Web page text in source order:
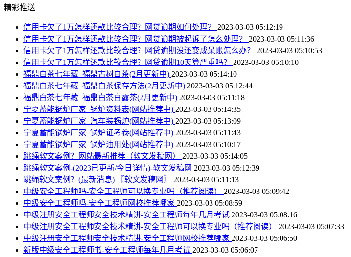
精彩推送
信用卡欠了1万怎样还款比较合理？网贷逾期如何处理？ 2023-03-03 05:12:19
信用卡欠了1万怎样还款比较合理？网贷逾期被起诉了怎么处理？ 2023-03-03 05:11:36
信用卡欠了1万怎样还款比较合理？网贷逾期没还变成呆账怎么办？ 2023-03-03 05:10:53
信用卡欠了1万怎样还款比较合理？网贷逾期10天算严重吗？ 2023-03-03 05:10:10
福鼎白茶七年藏_福鼎古树白茶(2月更新中) 2023-03-03 05:14:10
福鼎白茶七年藏_福鼎白茶保存方法(2月更新中) 2023-03-03 05:12:44
福鼎白茶七年藏_福鼎白茶白露茶(2月更新中) 2023-03-03 05:11:18
宁夏蓄能锅炉厂家_锅炉资料表(网站推荐中) 2023-03-03 05:14:35
宁夏蓄能锅炉厂家_汽车装锅炉(网站推荐中) 2023-03-03 05:13:09
宁夏蓄能锅炉厂家_锅炉证考卷(网站推荐中) 2023-03-03 05:11:43
宁夏蓄能锅炉厂家_锅炉油用处(网站推荐中) 2023-03-03 05:10:17
跳绳软文案例？网站最新推荐（软文发稿网） 2023-03-03 05:14:05
跳绳软文案例-(2023已更新/今日详情)-软文发稿网 2023-03-03 05:12:39
跳绳软文案例？(最新消息) 〖软文发稿网〗 2023-03-03 05:11:13
中级安全工程师吗-安全工程师可以换专业吗（推荐阅读） 2023-03-03 05:09:42
中级安全工程师吗-安全工程师网校推荐哪家 2023-03-03 05:08:59
中级注册安全工程师安全技术精讲-安全工程师每年几月考试 2023-03-03 05:08:16
中级注册安全工程师安全技术精讲-安全工程师可以换专业吗（推荐阅读） 2023-03-03 05:07:33
中级注册安全工程师安全技术精讲-安全工程师网校推荐哪家 2023-03-03 05:06:50
新版中级安全工程师书-安全工程师每年几月考试 2023-03-03 05:06:07